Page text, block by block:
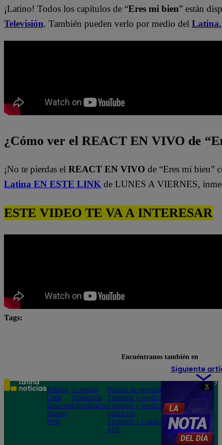
X
¡Latino! Todos los capítulos de “Eres mi bien” están
Televisión. También pueden verlo por medio del
¿Cómo ver el REACT EN VIVO de
¡No te pierdas el REACT EN VIVO de “Eres mi bien”
Latina EN ESTE LINK de LUNES A VIERNES,
ESTE VIDEO TE VA A INTERESAR
Tags:
Siguiente
Encuéntranos también en
Política
Lima
Deportes
Mundo
Perú
Te ayudo
Tendencias
Espectáculos
Política de privacidad
Términos y condiciones
Términos y condiciones
aplicación
Términos y Condiciones
APP
Teléfono: 219
Av. San
Felipe 968
Jesús María